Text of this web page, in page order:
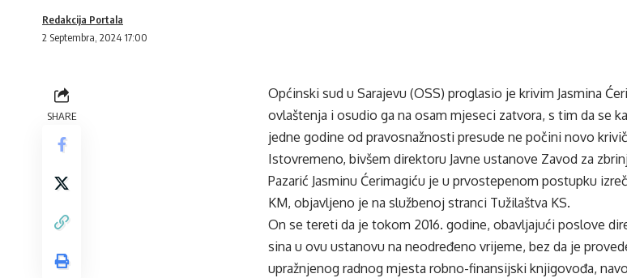
2 Septembra, 2024 17:00
Redakcija Portala
SHARE
Općinski sud u Sarajevu (OSS) proglasio je krivim Jasmina
ovlaštenja i osudio ga na osam mjeseci zatvora, s tim da se
jedne godine od pravosnažnosti presude ne počini novo
Istovremeno, bivšem direktoru Javne ustanove Zavod za
Pazarić Jasminu Ćerimagiću je u prvostepenom postupku
KM, objavljeno je na službenoj stranci Tužilaštva KS.
On se tereti da je tokom 2016. godine, obavljajući poslove
sina u ovu ustanovu na neodređeno vrijeme, bez da je
upražnjenog radnog mjesta robno-finansijski knjigovođa,